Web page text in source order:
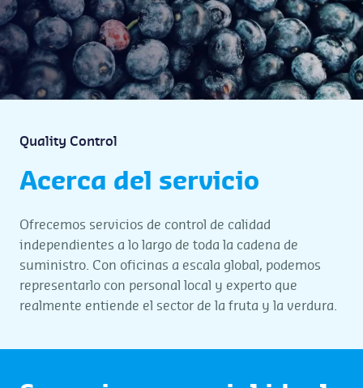
Quality Control
Acerca del servicio
Ofrecemos servicios de control de calidad
independientes a lo largo de toda la cadena de
suministro. Con oficinas a escala global, podemos
representarlo con personal local y experto que
realmente entiende el sector de la fruta y la verdura.